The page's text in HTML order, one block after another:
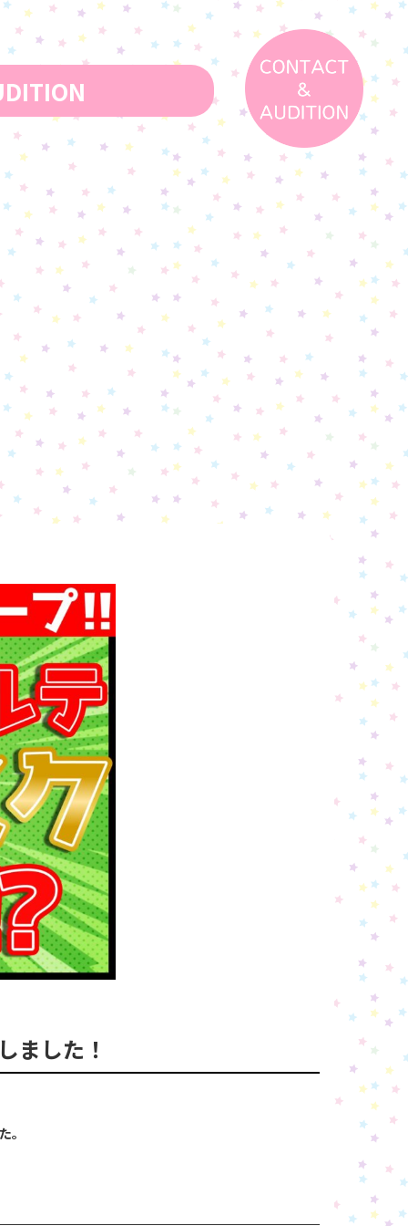
ました！
。